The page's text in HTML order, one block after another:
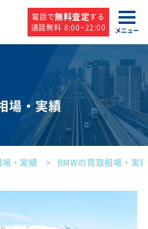
電話で無料査定する
通話無料 8:00~22:00
メニュー
場・実績
・実績 BMWの買取相場・実